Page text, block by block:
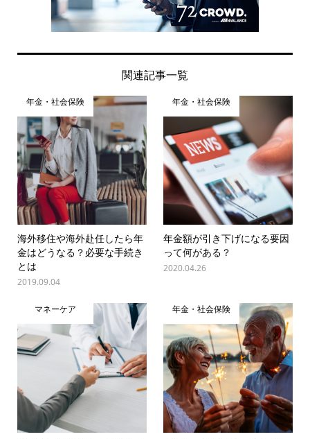
関連記事一覧
年金・社会保険
海外移住や海外赴任したら年
金はどうなる？必要な手続き
とは
2019.09.04
年金・社会保険
年金額が引き下げになる要因
って何がある？
2020.04.26
マネーケア 年金・社会保険